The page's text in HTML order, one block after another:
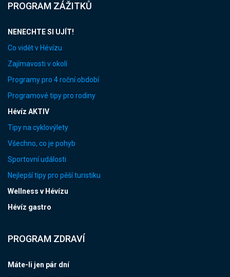
PROGRAM ZÁŽITKŮ
NENECHTE SI UJÍT!
Co vidět v Hévízu
Zajímavosti v okolí
Programy pro 4 roční období
Programové tipy pro rodiny
Hévíz AKTIV
Tipy na cyklovýlety
Všechno, co je pohyb
Sportovní události
Nejlepší tipy pro pěší turistiku
Wellness v Hévízu
Hévíz gastro
PROGRAM ZDRAVÍ
Máte-li jen pár dní